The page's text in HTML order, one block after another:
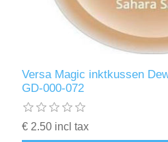
Versa Magic inktkussen
GD-000-072
€ 2.50 incl tax